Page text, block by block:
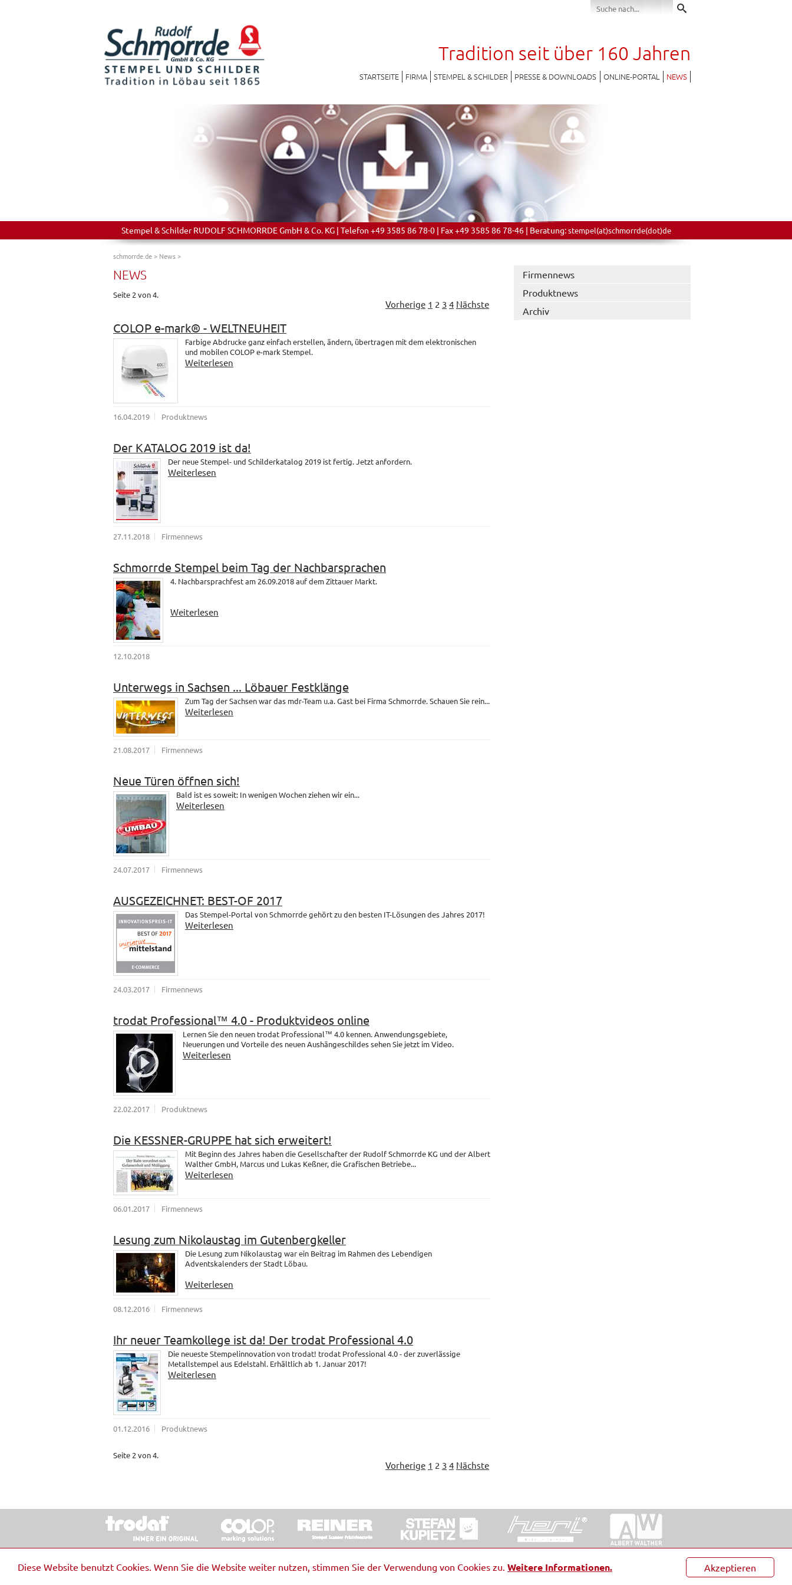
Akzeptieren
Diese Website benutzt Cookies. Wenn Sie die Website weiter nutzen, stimmen Sie der Verwendung von Cookies zu. Weitere Informationen.
Tradition seit über 160 Jahren
STARTSEITE FIRMA STEMPEL & SCHILDER PRESSE & DOWNLOADS ONLINE-PORTAL NEWS
Stempel & Schilder RUDOLF SCHMORRDE GmbH & Co. KG | Telefon +49 3585 86 78-0 | Fax +49 3585 86 78-46 | Beratung:stempel(at)schmorrde(dot)de
schmorrde.de> News>
NEWS
Seite 2 von 4.
Vorherige 1 2 3 4 Nächste
COLOP e-mark® - WELTNEUHEIT
Farbige Abdrucke ganz einfach erstellen, ändern, übertragen mit dem elektronischen
und mobilen COLOP e-mark Stempel.
Weiterlesen
16.04.2019 Produktnews
Der KATALOG 2019 ist da!
Der neue Stempel- und Schilderkatalog 2019 ist fertig. Jetzt anfordern.
Weiterlesen
27.11.2018 Firmennews
Schmorrde Stempel beim Tag der Nachbarsprachen
4. Nachbarsprachfest am 26.09.2018 auf dem Zittauer Markt.
Weiterlesen
12.10.2018
Unterwegs in Sachsen ... Löbauer Festklänge
Zum Tag der Sachsen war das mdr-Team u.a. Gast bei Firma Schmorrde. Schauen Sie rein...
Weiterlesen
21.08.2017 Firmennews
Neue Türen öffnen sich!
Bald ist es soweit: In wenigen Wochen ziehen wir ein...
Weiterlesen
24.07.2017 Firmennews
AUSGEZEICHNET: BEST-OF 2017
Das Stempel-Portal von Schmorrde gehört zu den besten IT-Lösungen des Jahres 2017!
Weiterlesen
24.03.2017 Firmennews
trodat Professional™ 4.0 - Produktvideos online
Lernen Sie den neuen trodat Professional™ 4.0 kennen. Anwendungsgebiete,
Neuerungen und Vorteile des neuen Aushängeschildes sehen Sie jetzt im Video.
Weiterlesen
22.02.2017 Produktnews
Die KESSNER-GRUPPE hat sich erweitert!
Mit Beginn des Jahres haben die Gesellschafter der Rudolf Schmorrde KG und der Albert
Walther GmbH, Marcus und Lukas Keßner, die Grafischen Betriebe...
Weiterlesen
06.01.2017 Firmennews
Lesung zum Nikolaustag im Gutenbergkeller
Die Lesung zum Nikolaustag war ein Beitrag im Rahmen des Lebendigen
Adventskalenders der Stadt Löbau.
Weiterlesen
08.12.2016 Firmennews
Ihr neuer Teamkollege ist da! Der trodat Professional 4.0
Die neueste Stempelinnovation von trodat! trodat Professional 4.0 - der zuverlässige
Metallstempel aus Edelstahl. Erhältlich ab 1. Januar 2017!
Weiterlesen
01.12.2016 Produktnews
Seite 2 von 4.
Vorherige 1 2 3 4 Nächste
Firmennews
Produktnews
Archiv
© 2026 Stempel & Schilder RUDOLF SCHMORRDE GmbH & Co. KG Impressum Barrierefreiheit Kontakt Datenschutz